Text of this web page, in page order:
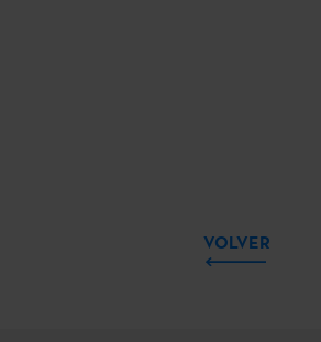
VOLVER